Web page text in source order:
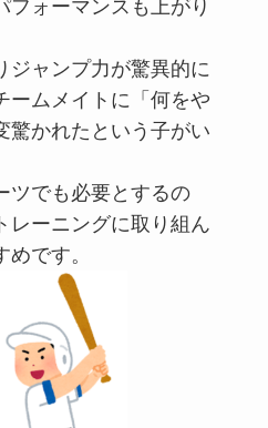
フォーマンスも上がり
ジャンプ力が驚異的に
ームメイトに「何をや
驚かれたという子がい
ツでも必要とするの
レーニングに取り組ん
です。